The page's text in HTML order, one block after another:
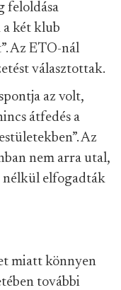
feloldása
a két klub
Az ETO-nál
választottak.
az volt,
átfedés a
Az
nem arra utal,
nélkül elfogadták
miatt könnyen
további